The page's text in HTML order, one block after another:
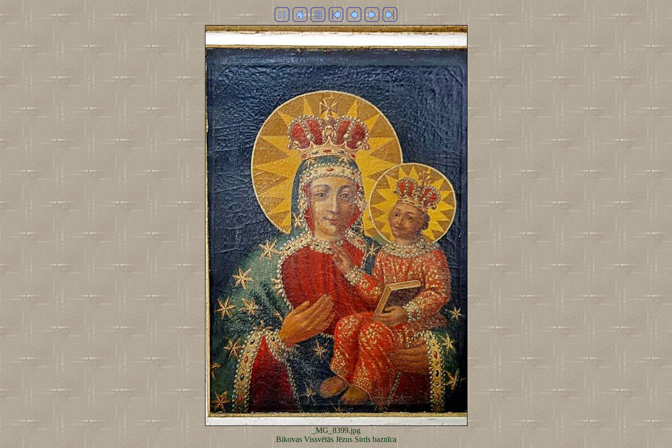
_MG_8399.jpg
Bikovas Vissvētās Jēzus Sirds baznīca